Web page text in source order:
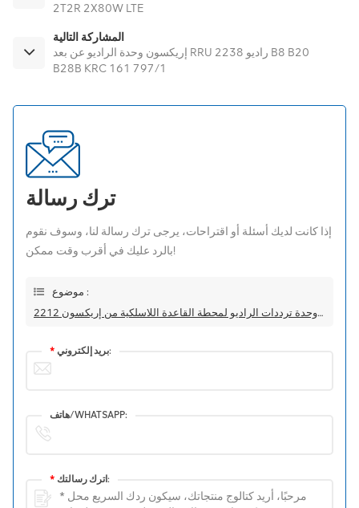
2T2R 2X80W LTE
المشاركة التالية
إريكسون وحدة الراديو عن بعد RRU راديو 2238 B8 B20
B28B KRC 161 797/1
ترك رسالة
إذا كانت لديك أسئلة أو اقتراحات، يرجى ترك رسالة لنا، وسوف نقوم
بالرد عليك في أقرب وقت ممكن!
موضوع :
وحدة ترددات الراديو لمحطة القاعدة اللاسلكية من إريكسون 2212 B1 KRC 161 624/1
* بريد إلكتروني:
هاتف/WHATSAPP:
* اترك رسالتك: